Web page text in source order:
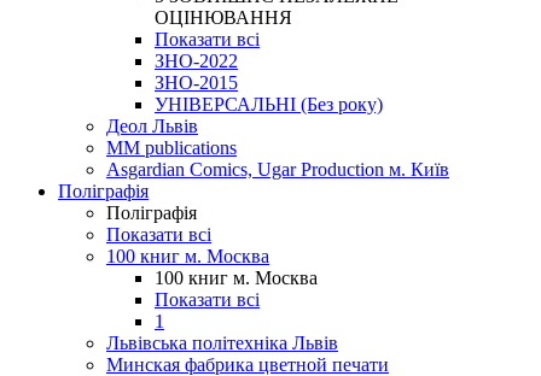
ОЦІНЮВАННЯ
Показати всі
ЗНО-2022
ЗНО-2015
УНІВЕРСАЛЬНІ (Без року)
Деол Львів
MM publications
Asgardian Comics, Ugar Production м. Київ
Поліграфія
Поліграфія
Показати всі
100 книг м. Москва
100 книг м. Москва
Показати всі
1
Львівська політехніка Львів
Минская фабрика цветной печати